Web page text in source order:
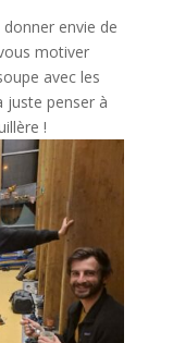
envie de
motiver
avec les
juste penser à
!